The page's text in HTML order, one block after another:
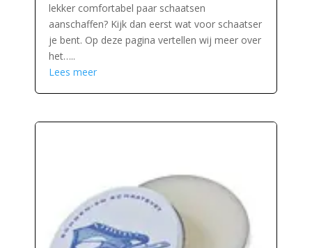
lekker comfortabel paar schaatsen
aanschaffen? Kijk dan eerst wat voor schaatser
je bent. Op deze pagina vertellen wij meer over
het…..
Lees meer